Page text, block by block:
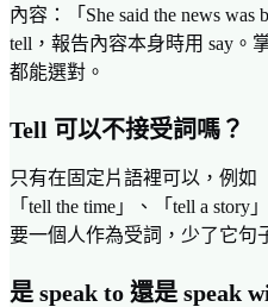
內容：「She said the news
tell，報告內容本身時用 say。
都能選對。
Tell 可以不接受詞嗎？
只有在固定片語裡可以，例如
「tell the time」、「tell a
要一個人作為受詞，少了它句
是 speak to 還是 speak